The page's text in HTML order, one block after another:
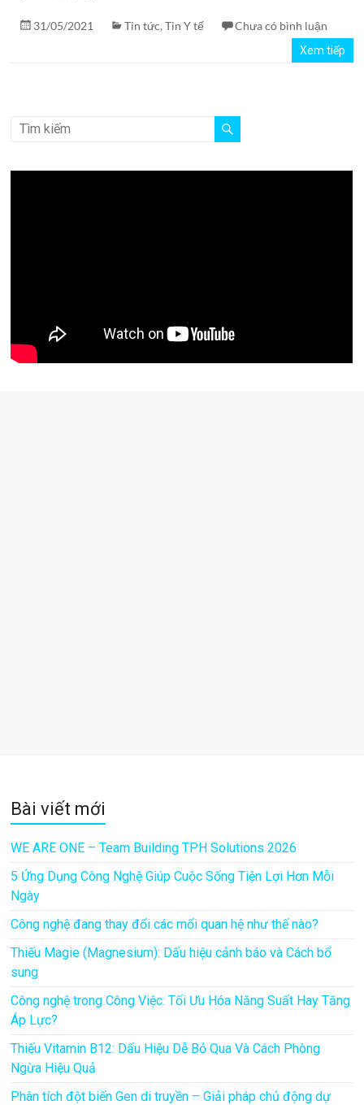
31/05/2021 Tin tức,Tin Y tế Chưa có bình luận
Xem tiếp
Bài viết mới
WE ARE ONE – Team Building TPH Solutions 2026
5 Ứng Dụng Công Nghệ Giúp Cuộc Sống Tiện Lợi Hơn Mỗi
Ngày
Công nghệ đang thay đổi các mối quan hệ như thế nào?
Thiếu Magie (Magnesium): Dấu hiệu cảnh báo và Cách bổ
sung
Công nghệ trong Công Việc: Tối Ưu Hóa Năng Suất Hay Tăng
Áp Lực?
Thiếu Vitamin B12: Dấu Hiệu Dễ Bỏ Qua Và Cách Phòng
Ngừa Hiệu Quả
Phân tích đột biến Gen di truyền – Giải pháp chủ động dự